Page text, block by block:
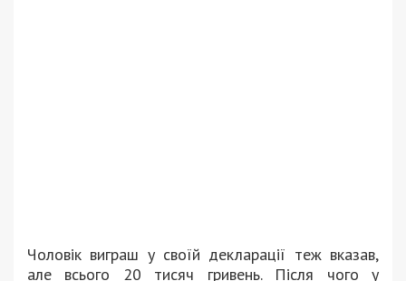
Чоловік виграш у своїй декларації теж вказав,
але всього 20 тисяч гривень. Після чого у